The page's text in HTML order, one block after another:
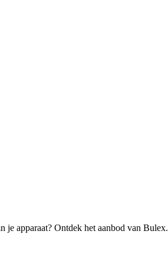
je apparaat? Ontdek het aanbod van Bulex.